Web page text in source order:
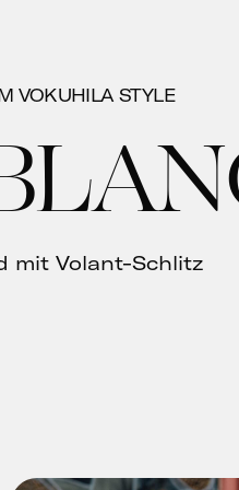
VOKUHILA STYLE
mit Volant-Schlitz